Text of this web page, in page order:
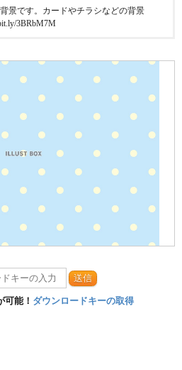
景です。カードやチラシなどの背景
3BRbM7M
送信
可能！ ダウンロードキーの取得